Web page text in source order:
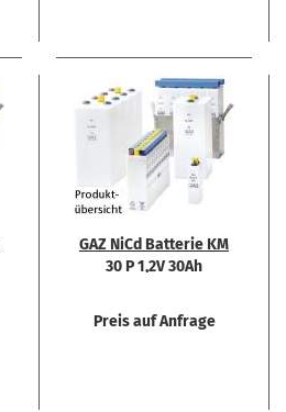
GAZ NiCd Bat­te­rie KM
30 P 1,2V 30Ah
Preis auf Anfrage